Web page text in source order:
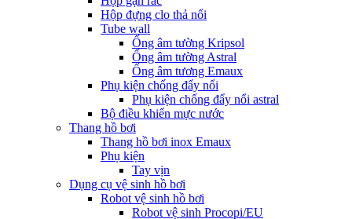
Hộp đựng clo thả nổi
Tube wall
Ống âm tường Kripsol
Ống âm tường Astral
Ống âm tương Emaux
Phụ kiện chống đẩy nổi
Phụ kiện chống đẩy nổi astral
Bộ điều khiển mực nước
Thang hồ bơi
Thang hồ bơi inox Emaux
Phụ kiện
Tay vịn
Dụng cụ vệ sinh hồ bơi
Robot vệ sinh hồ bơi
Robot vệ sinh Procopi/EU